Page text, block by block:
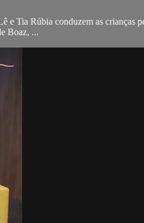
e Tia Rúbia conduzem as crianças
Boaz, ...